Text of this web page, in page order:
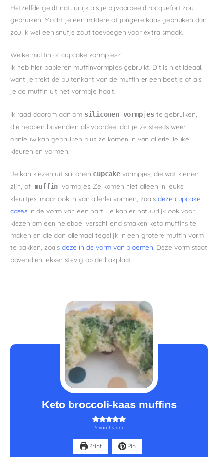
Hetzelfde geldt natuurlijk als je bijvoorbeeld rocquefort zou
gebruiken. Mocht je een mildere of jongere kaas gebruiken dan
zou ik wel een snufje zout toevoegen voor extra smaak.
Welke muffin of cupcake vormpjes?
Ik heb hier papieren muffinvormpjes gebruikt. Dit is niet ideaal,
want je trekt de buitenkant van de muffin er een beetje af als
je de muffin uit het vormpje haalt.
Ik raad daarom aan om siliconen vormpjes te gebruiken,
die hebben bovendien als voordeel dat je ze steeds weer
opnieuw kan gebruiken plus ze komen in van allerlei leuke
kleuren en vormen.
Je kan kiezen uit siliconen cupcake vormpjes, die wat kleiner
zijn, of muffinvormpjes. Ze komen niet alleen in leuke
kleurtjes, maar ook in van allerlei vormen, zoalsdeze cupcake
cases in de vorm van een hart. Je kan er natuurlijk ook voor
kiezen om een heleboel verschillend smaken keto muffins te
maken en die dan allemaal tegelijk in een grotere muffin vorm
te bakken, zoalsdeze in de vorm van bloemen. Deze vorm staat
bovendien lekker stevig op de bakplaat.
Keto broccoli-kaas muffins
5 van 1 stem
Print Pin
minuten